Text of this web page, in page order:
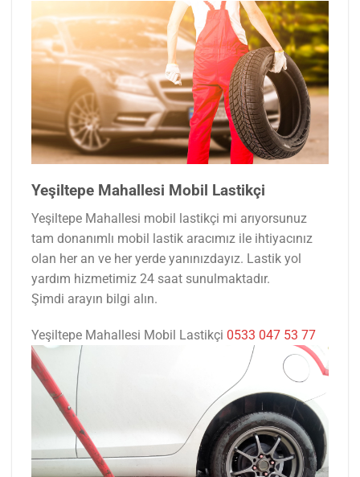
Yeşiltepe Mahallesi Mobil Lastikçi
Yeşiltepe Mahallesi mobil lastikçi mi arıyorsunuz
tam donanımlı mobil lastik aracımız ile ihtiyacınız
olan her an ve her yerde yanınızdayız. Lastik yol
yardım hizmetimiz 24 saat sunulmaktadır.
Şimdi arayın bilgi alın.
Yeşiltepe Mahallesi Mobil Lastikçi 0533 047 53 77